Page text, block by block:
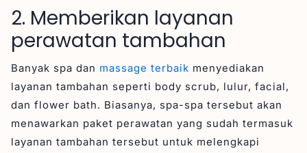
2. Memberikan layanan
perawatan tambahan
Banyak spa dan massage terbaik menyediakan
layanan tambahan seperti body scrub, lulur, facial,
dan flower bath. Biasanya, spa-spa tersebut akan
menawarkan paket perawatan yang sudah termasuk
layanan tambahan tersebut untuk melengkapi